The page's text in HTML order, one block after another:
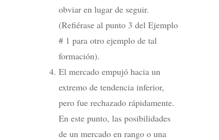
obviar en lugar de seguir.
(Refiérase al punto 3 del Ejemplo
# 1 para otro ejemplo de tal
formación).
El mercado empujó hacia un
extremo de tendencia inferior,
pero fue rechazado rápidamente.
En este punto, las posibilidades
de un mercado en rango o una